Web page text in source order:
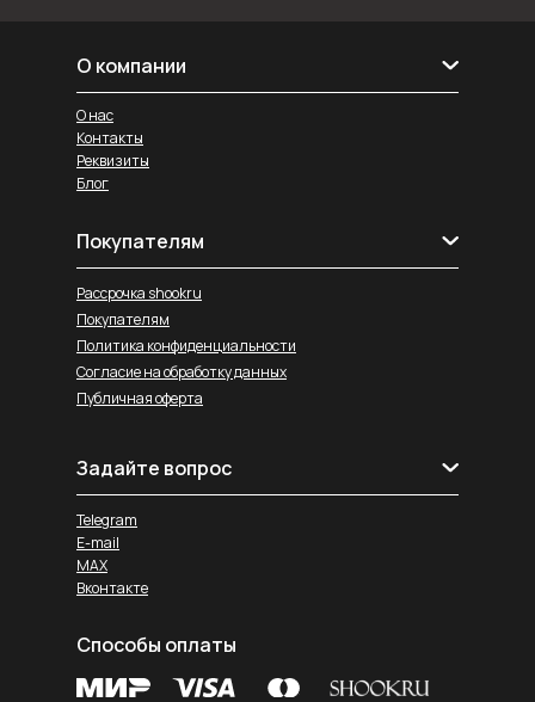
О компании
Реквизиты
Блог
О нас
Контакты
Покупателям
Рассрочка shookru
Покупателям
Политика конфиденциальности
Согласие на обработку данных
Публичная оферта
Задайте вопрос
Telegram
E-mail
MAX
Вконтакте
Способы оплаты